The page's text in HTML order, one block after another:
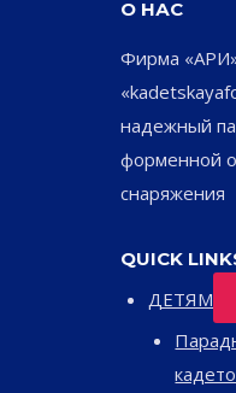
О НАС
Фирма
надежный
форменной
снаряжения
QUICK
ДЕТЯМ